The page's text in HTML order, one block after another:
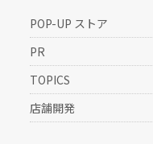
POP-UP ストア
PR
TOPICS
店舗開発